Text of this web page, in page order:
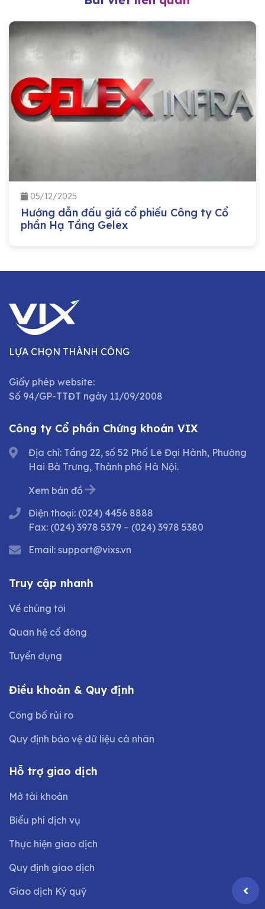
05/12/2025
Hướng dẫn đấu giá cổ phiếu Công ty Cổ
phần Hạ Tầng Gelex
LỰA CHỌN THÀNH CÔNG
Giấy phép website:
Số 94/GP-TTĐT ngày 11/09/2008
Công ty Cổ phần Chứng khoán VIX
Địa chỉ: Tầng 22, số 52 Phố Lê Đại Hành, Phường
Hai Bà Trưng, Thành phố Hà Nội.
Xem bản đồ
Điện thoại: (024) 4456 8888
Fax: (024) 3978 5379 – (024) 3978 5380
Email: support@vixs.vn
Truy cập nhanh
Về chúng tôi
Quan hệ cổ đông
Tuyển dụng
Điều khoản & Quy định
Công bố rủi ro
Quy định bảo vệ dữ liệu cá nhân
Hỗ trợ giao dịch
Mở tài khoản
Biểu phí dịch vụ
Thực hiện giao dịch
Quy định giao dịch
Giao dịch Ký quỹ